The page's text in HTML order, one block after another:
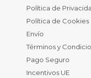
Política de
Política de Cookies
Envío
Términos y
Pago Seguro
Incentivos UE